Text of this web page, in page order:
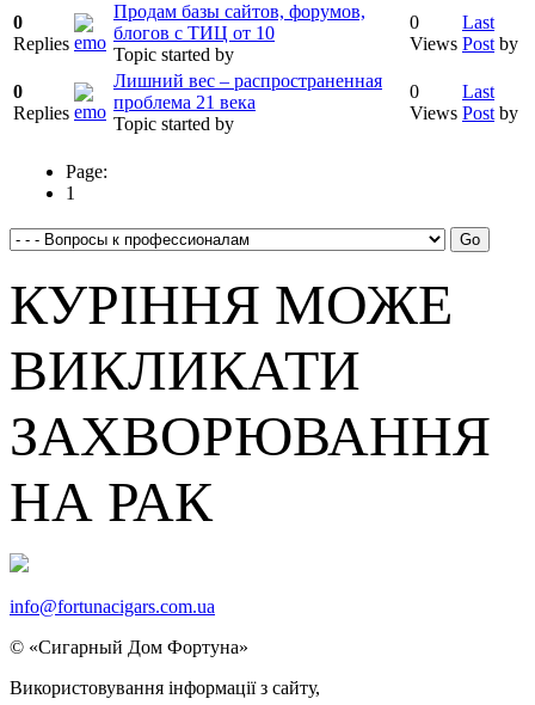
0
Replies
Продам базы сайтов, форумов,
блогов с ТИЦ от 10
Topic started by
0
Views
Last
Post by
0
Replies
Лишний вес – распространенная
проблема 21 века
Topic started by
0
Views
Last
Post by
Page:
1
КУРІННЯ МОЖЕ
ВИКЛИКАТИ
ЗАХВОРЮВАННЯ
НА РАК
info@fortunacigars.com.ua
© «Сигарный Дом Фортуна»
Використовування інформаціїз сайту,